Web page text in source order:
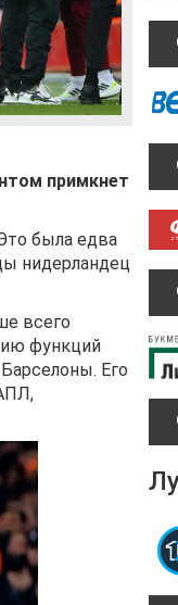
примкнет
была едва
нидерландец
всего
функций
Его